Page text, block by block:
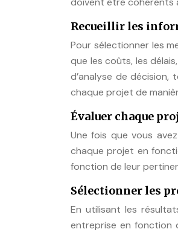
Recueillir les
Pour sélectionner les
que les coûts, les
d’analyse de décision,
chaque projet de
Évaluer chaque
Une fois que vous
chaque projet en
fonction de leur
Sélectionner les
En utilisant les
entreprise en fonction